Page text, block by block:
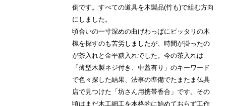
倒です。すべての道具を木製品(竹も)で組む方向
にしました。
頃合いの一寸深めの曲げわっぱにピッタリの木
椀を探すのも苦労しましたが、時間が掛ったの
が茶入れと金平糖入れでした。今の茶入れは
「薄型木製ネジ付き、中蓋有り」のキーワード
で色々探した結果、法事の準備でたまたま仏具
店で見つけた「坊さん用携帯香合」です。その
頃はまだ木工細工を本格的に始めておらず工作